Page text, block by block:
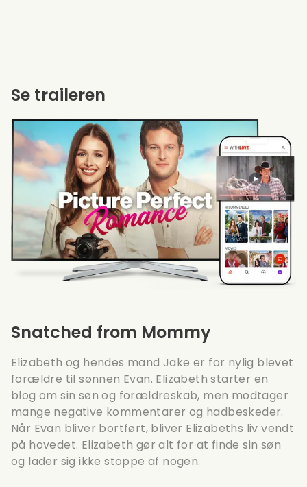
Snatched from Mommy
Elizabeth og hendes mand Jake er for nylig blevet
forældre til sønnen Evan. Elizabeth starter en
blog om sin søn og forældreskab, men modtager
mange negative kommentarer og hadbeskeder.
Når Evan bliver bortført, bliver Elizabeths liv vendt
på hovedet. Elizabeth gør alt for at finde sin søn
og lader sig ikke stoppe af nogen.
Se traileren